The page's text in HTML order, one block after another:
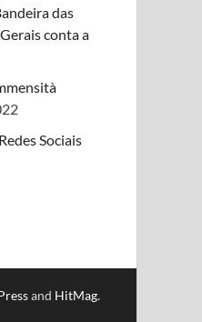
das
conta a
Sociais
and HitMag.